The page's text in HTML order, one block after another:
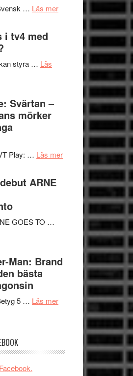
Artipelag
… Läs merom
Filmrecension:
spännande
Chan
storform
i tv4 med
styra … Läs
Svärtan –
mörker
Play: … Läs merom
Recension
Svärtan
välgjort
människans
mörker
imponerande
skådespelare
ARNE
GOES TO …
Man: Brand
bästa
5 … Läs merom
Filmrecension: